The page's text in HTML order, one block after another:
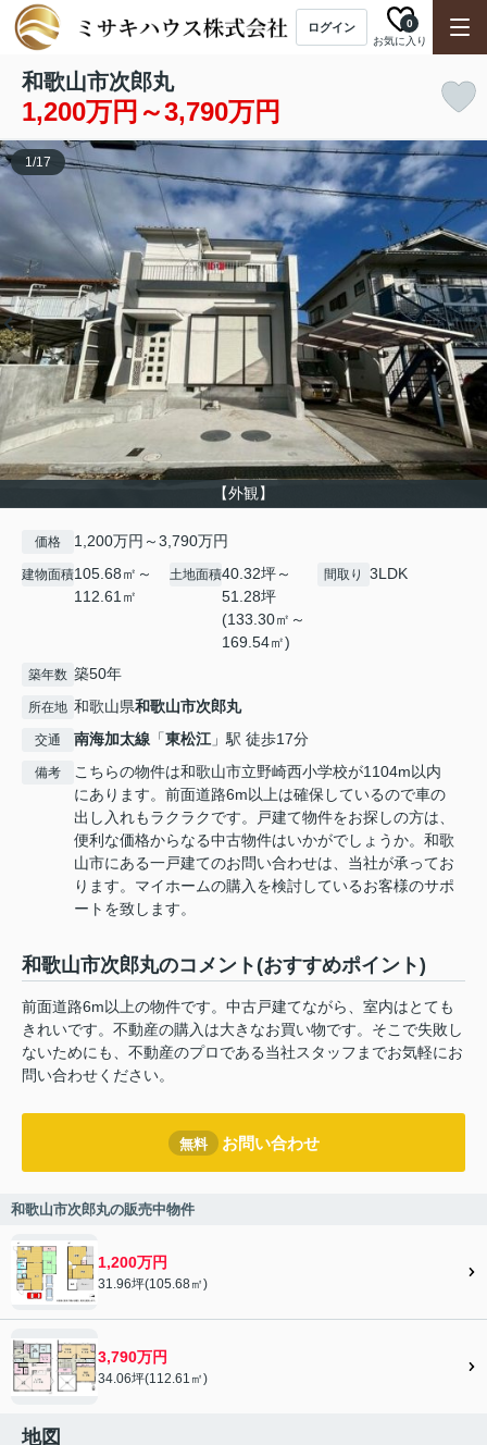
ログイン
お気に入り
0
和歌山市次郎丸
1,200万円～3,790万円
【外観】
1/17
価格 1,200万円～3,790万円
建物面積105.68㎡～
112.61㎡
土地面積40.32坪～
51.28坪
(133.30㎡～
169.54㎡)
間取り 3LDK
築年数 築50年
所在地 和歌山県和歌山市次郎丸
交通 南海加太線 「東松江」駅 徒歩17分
備考
こちらの物件は和歌山市立野崎西小学校が1104m以内
にあります。前面道路6m以上は確保しているので車の
出し入れもラクラクです。戸建て物件をお探しの方は、
便利な価格からなる中古物件はいかがでしょうか。和歌
山市にある一戸建てのお問い合わせは、当社が承ってお
ります。マイホームの購入を検討しているお客様のサポ
ートを致します。
和歌山市次郎丸のコメント(おすすめポイント)
前面道路6m以上の物件です。中古戸建てながら、室内はとても
きれいです。不動産の購入は大きなお買い物です。そこで失敗し
ないためにも、不動産のプロである当社スタッフまでお気軽にお
問い合わせください。
無料 お問い合わせ
和歌山市次郎丸の販売中物件
1,200万円
31.96坪(105.68㎡)
3,790万円
34.06坪(112.61㎡)
地図